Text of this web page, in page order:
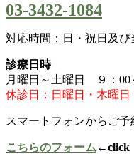
03-3432-1084
対応時間：日・祝日及び
診療日時
月曜日～土曜日 ９：00
休診日：日曜日・木曜日
スマートフォンからご予
こちらのフォーム ←click